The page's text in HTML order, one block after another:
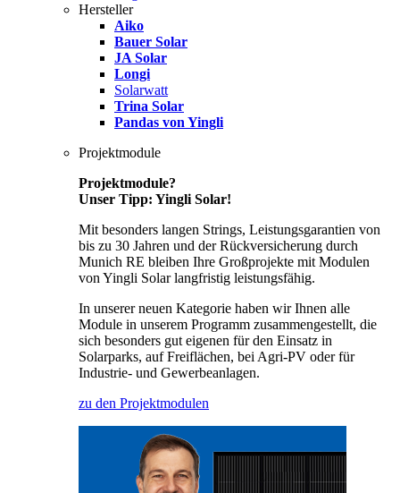
Hersteller
Aiko
Bauer Solar
JA Solar
Longi
Solarwatt
Trina Solar
Pandas von Yingli
Projektmodule
Projektmodule?
Unser Tipp: Yingli Solar!
Mit besonders langen Strings, Leistungsgarantien von
bis zu 30 Jahren und der Rückversicherung durch
Munich RE bleiben Ihre Großprojekte mit Modulen
von Yingli Solar langfristig leistungsfähig.
In unserer neuen Kategorie haben wir Ihnen alle
Module in unserem Programm zusammengestellt, die
sich besonders gut eigenen für den Einsatz in
Solarparks, auf Freiflächen, bei Agri-PV oder für
Industrie- und Gewerbeanlagen.
zu den Projektmodulen